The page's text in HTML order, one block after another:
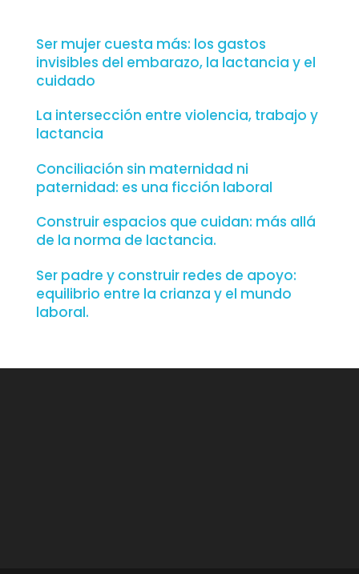
Ser mujer cuesta más: los gastos
invisibles del embarazo, la lactancia y el
cuidado
La intersección entre violencia, trabajo y
lactancia
Conciliación sin maternidad ni
paternidad: es una ficción laboral
Construir espacios que cuidan: más allá
de la norma de lactancia.
Ser padre y construir redes de apoyo:
equilibrio entre la crianza y el mundo
laboral.